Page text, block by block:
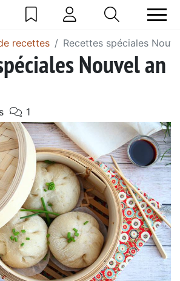
recettes Recettes spéciales
Nouvel an